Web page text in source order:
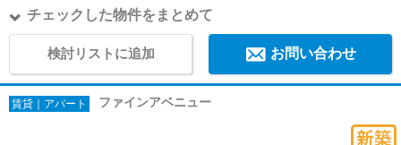
チェックした物件をまとめて
検討リストに追加 お問い合わせ
賃貸｜アパート ファインアベニュー